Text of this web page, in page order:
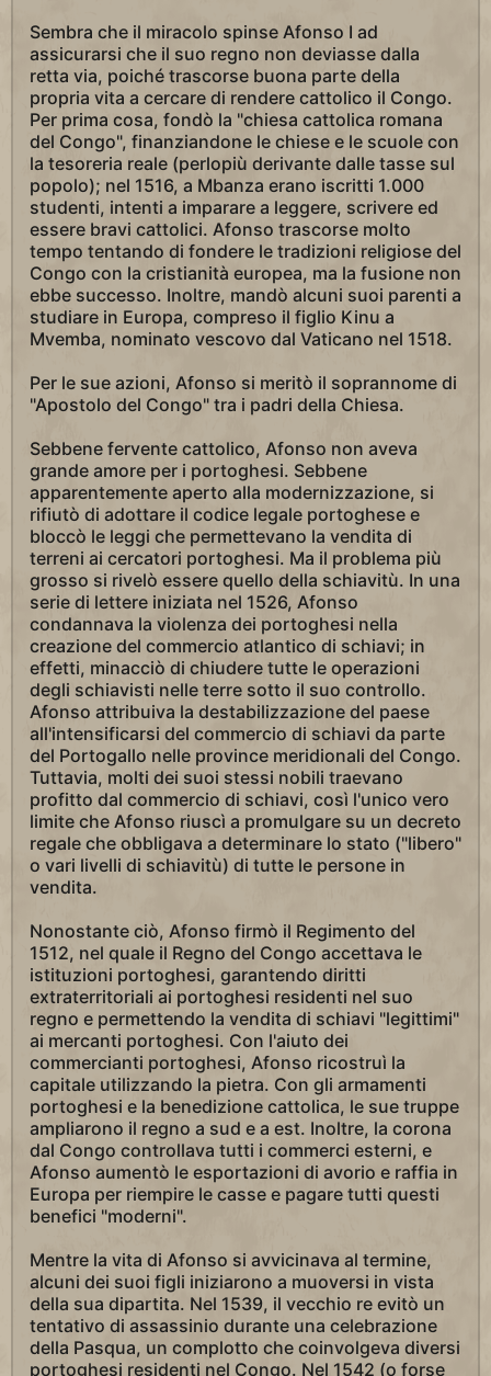
Sembra che il miracolo spinse Afonso I ad
assicurarsi che il suo regno non deviasse dalla
retta via, poiché trascorse buona parte della
propria vita a cercare di rendere cattolico il Congo.
Per prima cosa, fondò la "chiesa cattolica romana
del Congo", finanziandone le chiese e le scuole con
la tesoreria reale (perlopiù derivante dalle tasse sul
popolo); nel 1516, a Mbanza erano iscritti 1.000
studenti, intenti a imparare a leggere, scrivere ed
essere bravi cattolici. Afonso trascorse molto
tempo tentando di fondere le tradizioni religiose del
Congo con la cristianità europea, ma la fusione non
ebbe successo. Inoltre, mandò alcuni suoi parenti a
studiare in Europa, compreso il figlio Kinu a
Mvemba, nominato vescovo dal Vaticano nel 1518.
Per le sue azioni, Afonso si meritò il soprannome di
"Apostolo del Congo" tra i padri della Chiesa.
Sebbene fervente cattolico, Afonso non aveva
grande amore per i portoghesi. Sebbene
apparentemente aperto alla modernizzazione, si
rifiutò di adottare il codice legale portoghese e
bloccò le leggi che permettevano la vendita di
terreni ai cercatori portoghesi. Ma il problema più
grosso si rivelò essere quello della schiavitù. In una
serie di lettere iniziata nel 1526, Afonso
condannava la violenza dei portoghesi nella
creazione del commercio atlantico di schiavi; in
effetti, minacciò di chiudere tutte le operazioni
degli schiavisti nelle terre sotto il suo controllo.
Afonso attribuiva la destabilizzazione del paese
all'intensificarsi del commercio di schiavi da parte
del Portogallo nelle province meridionali del Congo.
Tuttavia, molti dei suoi stessi nobili traevano
profitto dal commercio di schiavi, così l'unico vero
limite che Afonso riuscì a promulgare su un decreto
regale che obbligava a determinare lo stato ("libero"
o vari livelli di schiavitù) di tutte le persone in
vendita.
Nonostante ciò, Afonso firmò il Regimento del
1512, nel quale il Regno del Congo accettava le
istituzioni portoghesi, garantendo diritti
extraterritoriali ai portoghesi residenti nel suo
regno e permettendo la vendita di schiavi "legittimi"
ai mercanti portoghesi. Con l'aiuto dei
commercianti portoghesi, Afonso ricostruì la
capitale utilizzando la pietra. Con gli armamenti
portoghesi e la benedizione cattolica, le sue truppe
ampliarono il regno a sud e a est. Inoltre, la corona
dal Congo controllava tutti i commerci esterni, e
Afonso aumentò le esportazioni di avorio e raffia in
Europa per riempire le casse e pagare tutti questi
benefici "moderni".
Mentre la vita di Afonso si avvicinava al termine,
alcuni dei suoi figli iniziarono a muoversi in vista
della sua dipartita. Nel 1539, il vecchio re evitò un
tentativo di assassinio durante una celebrazione
della Pasqua, un complotto che coinvolgeva diversi
portoghesi residenti nel Congo. Nel 1542 (o forse